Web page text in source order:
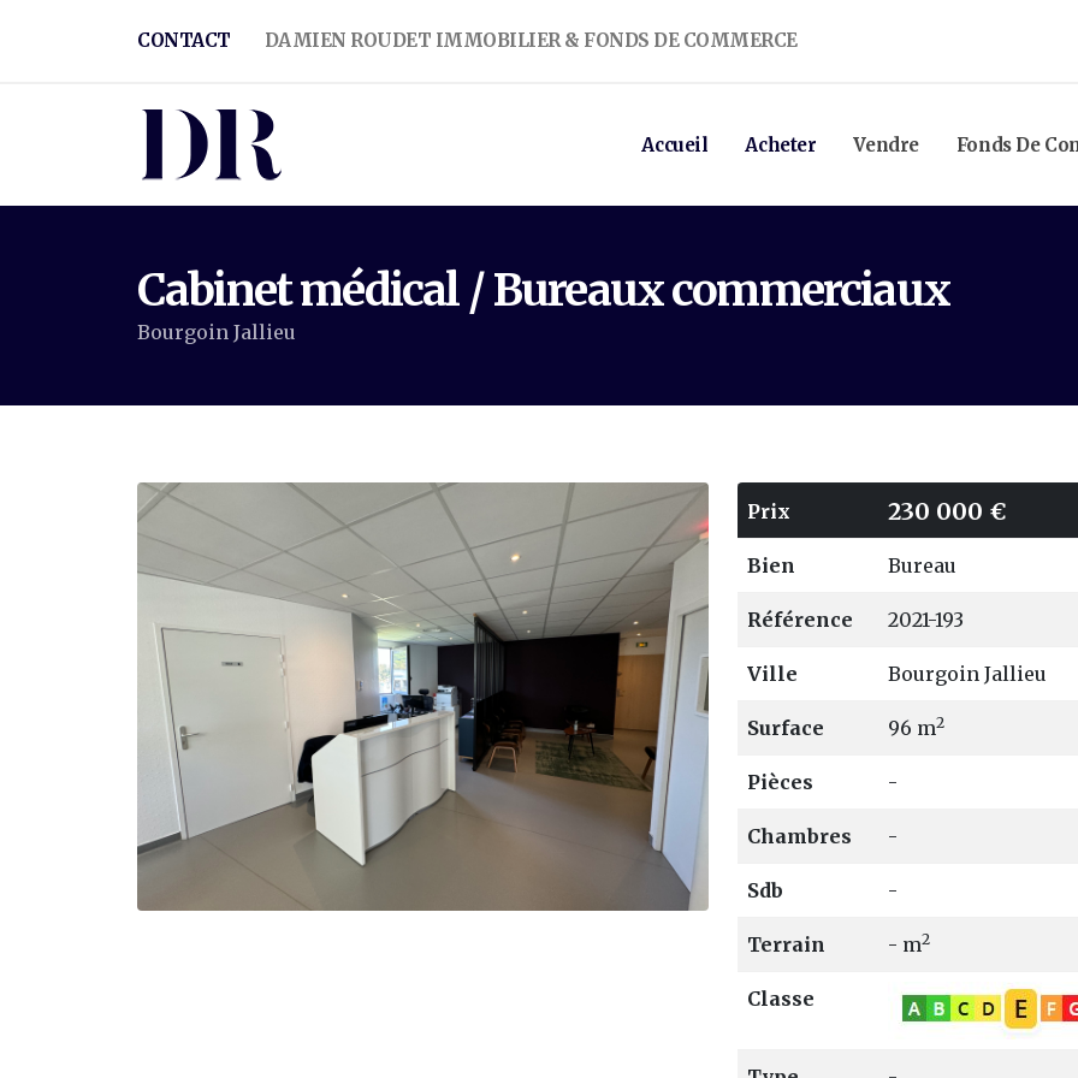
CONTACT DAMIEN ROUDET IMMOBILIER & FONDS DE COMMERCE
Accueil Acheter Vendre Fonds De
Cabinet médical / Bureaux commerciaux
Bourgoin Jallieu
Prix 230 000 €
Bien Bureau
Référence 2021-193
Ville Bourgoin Jallieu
Surface 96 m2
Pièces -
Chambres -
Sdb -
Terrain - m2
Classe
Damien ROUDET
M'envoyer un e-mail
RSAC de Vienne